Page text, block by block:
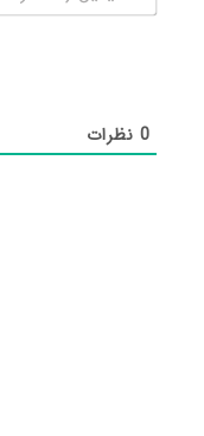
0نظرات